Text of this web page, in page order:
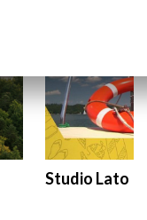
Studio Lato